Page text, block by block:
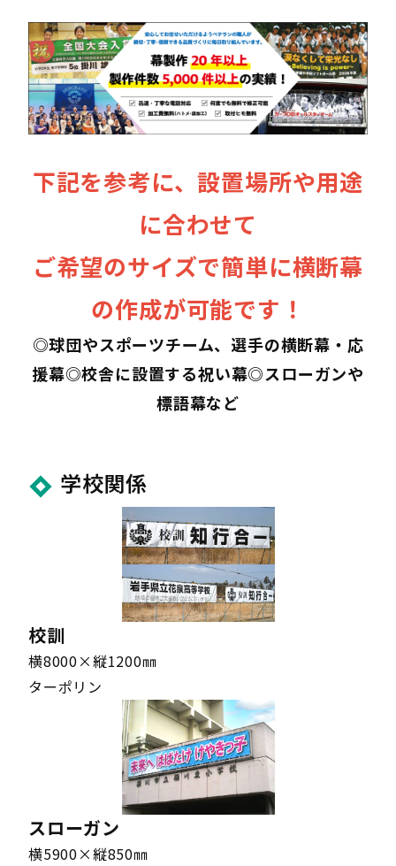
1501〜2000㎜
901～1200㎜
メッシュターポリン
1501〜2000㎜
1201〜1500㎜
ターポリン
1501〜2000㎜
1201〜1500㎜
ターポリン
1501〜2000㎜
1201〜1500㎜
ターポリン
1501〜2000㎜
1201〜1500㎜
メッシュターポリン
1201〜1500㎜
1501〜2000㎜
1201〜1500㎜
メッシュターポリン
1501〜2000㎜
1501～1800㎜
ターポリン
1501〜2000㎜
1501～1800㎜
ターポリン
1501〜2000㎜
1501～1800㎜
ターポリン
1501～1800㎜
1501〜2000㎜
1501〜2000㎜
1501～1800㎜
メッシュターポリン
1501〜2000㎜
1801～2100㎜
ターポリン
1801～2100㎜
ターポリン
1501〜2000㎜
1801～2100㎜
ターポリン
1501〜2000㎜
1801～2100㎜
1501〜2000㎜
1501〜2000㎜
1801～2100㎜
メッシュターポリン
1501〜2000㎜
1801～2100㎜
メッシュターポリン
1501〜2000㎜
1801～2100㎜
1501〜2000㎜
2101～2400㎜
ターポリン
1501〜2000㎜
下記を参考に、設置場所や用途
に合わせて
ご希望のサイズで簡単に横断幕
の作成が可能です！
◎球団やスポーツチーム、選手の横断幕・応
援幕◎校舎に設置する祝い幕◎スローガンや
標語幕など
学校関係
校訓
横8000×縦1200㎜
ターポリン
スローガン
横5900×縦850㎜